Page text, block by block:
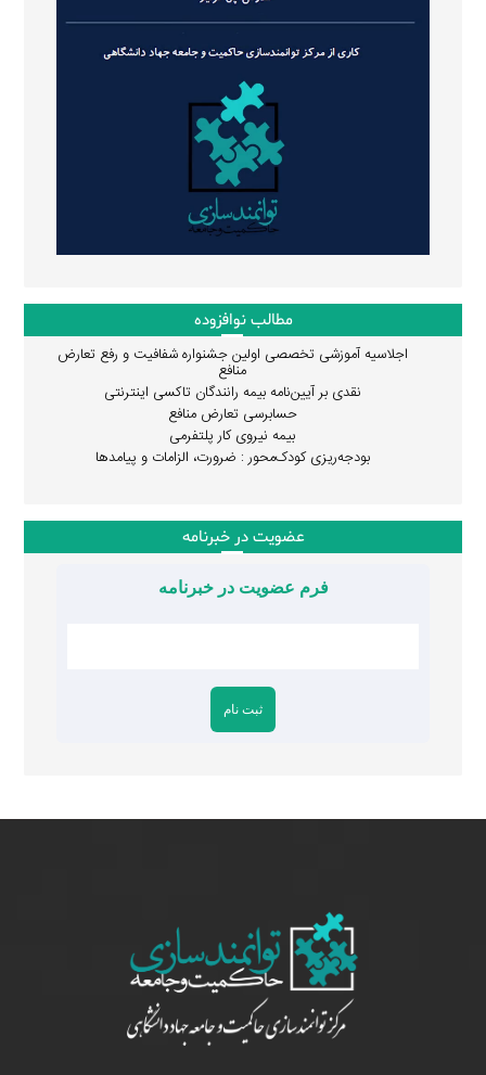
مطالب نوافزوده
اجلاسیه آموزشی تخصصی اولین جشنواره شفافیت و رفع تعارض
منافع
نقدی بر آیین‌نامه بیمه رانندگان تاکسی اینترنتی
حسابرسی تعارض منافع
بیمه نیروی کار پلتفرمی
بودجه‌ریزی کودک‌محور : ضرورت، الزامات و پیامدها
عضویت در خبرنامه
فرم عضویت در خبرنامه